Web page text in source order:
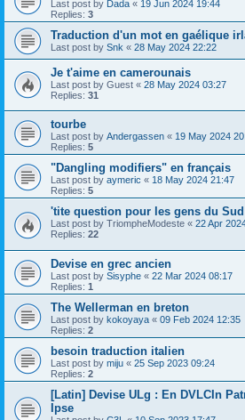
Last post by Dada « 19 Jun 2024 19:44
Replies: 3
Traduction d'un mot en gaélique
Last post by Snk « 28 May 2024 22:22
Je t'aime en camerounais
Last post by Guest « 28 May 2024 03:27
Replies: 31
tourbe
Last post by Andergassen « 19 May 2024
Replies: 5
"Dangling modifiers" en français
Last post by aymeric « 18 May 2024 21:47
Replies: 5
'tite question pour les gens du Sud
Last post by TriompheModeste « 22 Apr
Replies: 22
Devise en grec ancien
Last post by Sisyphe « 22 Mar 2024 08:17
Replies: 1
The Wellerman en breton
Last post by kokoyaya « 09 Feb 2024 12:35
Replies: 2
besoin traduction italien
Last post by miju « 25 Sep 2023 09:24
Replies: 2
[Latin] Devise ULg : En DVLCIn
Ipse